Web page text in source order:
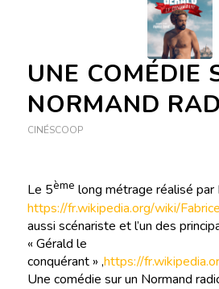
UNE COMÉDIE
NORMAND
CINÉSCOOP
Le 5ème long métrage réalisé par
https://fr.wikipedia.org/wiki/
aussi scénariste et l’un des
« Gérald le
conquérant » ,https://
Une comédie sur un Normand